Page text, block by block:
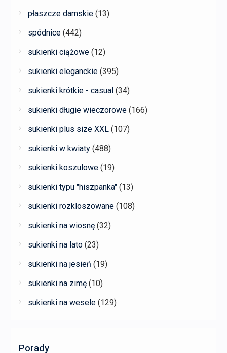
płaszcze damskie (13)
spódnice (442)
sukienki ciążowe (12)
sukienki eleganckie (395)
sukienki krótkie - casual (34)
sukienki długie wieczorowe (166)
sukienki plus size XXL (107)
sukienki w kwiaty (488)
sukienki koszulowe (19)
sukienki typu "hiszpanka" (13)
sukienki rozkloszowane (108)
sukienki na wiosnę (32)
sukienki na lato (23)
sukienki na jesień (19)
sukienki na zimę (10)
sukienki na wesele (129)
Porady